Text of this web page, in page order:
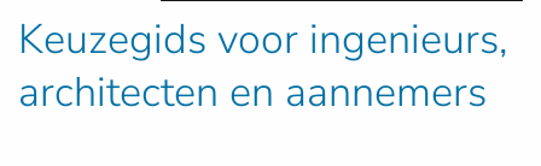
Keuzegids voor ingenieurs,
architecten en aannemers